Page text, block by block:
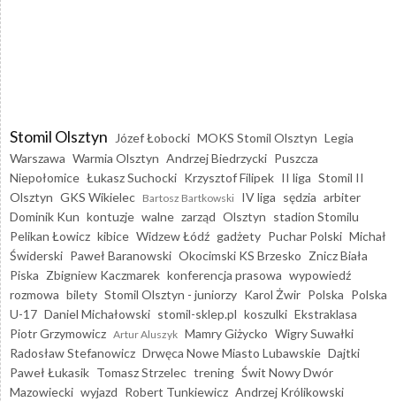
Stomil Olsztyn Józef Łobocki MOKS Stomil Olsztyn Legia
Warszawa Warmia Olsztyn Andrzej Biedrzycki Puszcza
Niepołomice Łukasz Suchocki Krzysztof Filipek II liga Stomil II
Olsztyn GKS Wikielec Bartosz Bartkowski IV liga sędzia arbiter
Dominik Kun kontuzje walne zarząd Olsztyn stadion Stomilu
Pelikan Łowicz kibice Widzew Łódź gadżety Puchar Polski Michał
Świderski Paweł Baranowski Okocimski KS Brzesko Znicz Biała
Piska Zbigniew Kaczmarek konferencja prasowa wypowiedź
rozmowa bilety Stomil Olsztyn - juniorzy Karol Żwir Polska Polska
U-17 Daniel Michałowski stomil-sklep.pl koszulki Ekstraklasa
Piotr Grzymowicz Artur Aluszyk Mamry Giżycko Wigry Suwałki
Radosław Stefanowicz Drwęca Nowe Miasto Lubawskie Dajtki
Paweł Łukasik Tomasz Strzelec trening Świt Nowy Dwór
Mazowiecki wyjazd Robert Tunkiewicz Andrzej Królikowski